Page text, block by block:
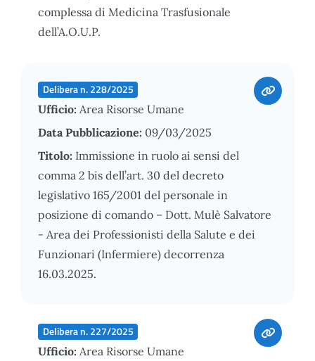
complessa di Medicina Trasfusionale
dell’A.O.U.P.
Delibera n. 228/2025
Ufficio: Area Risorse Umane
Data Pubblicazione: 09/03/2025
Titolo: Immissione in ruolo ai sensi del
comma 2 bis dell’art. 30 del decreto
legislativo 165/2001 del personale in
posizione di comando – Dott. Mulè Salvatore
- Area dei Professionisti della Salute e dei
Funzionari (Infermiere) decorrenza
16.03.2025.
Delibera n. 227/2025
Ufficio: Area Risorse Umane